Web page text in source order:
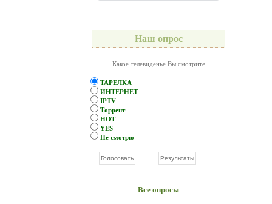
Наш опрос
Какое телевиденье Вы смотрите
ТАРЕЛКА
ИНТЕРНЕТ
IPTV
Торрент
HOT
YES
Не смотрю
Все опросы